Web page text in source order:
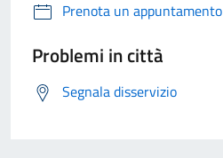
Prenota un appuntamento
Problemi in città
Segnala disservizio